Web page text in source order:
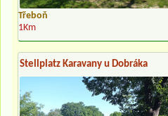
Třeboň
1Km
Stellplatz Karavany u Dobráka